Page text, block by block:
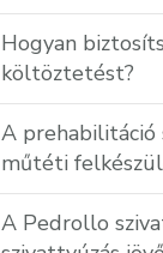
Hogyan
költöztetést?
A prehabilitáció
műtéti
A Pedrollo